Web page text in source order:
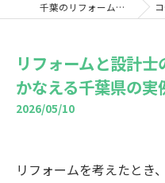
千葉のリフォームならクロサマウント合同会社 コラム
リフォームと設計
かなえる千葉県の実
2026/05/10
リフォームを考えたとき